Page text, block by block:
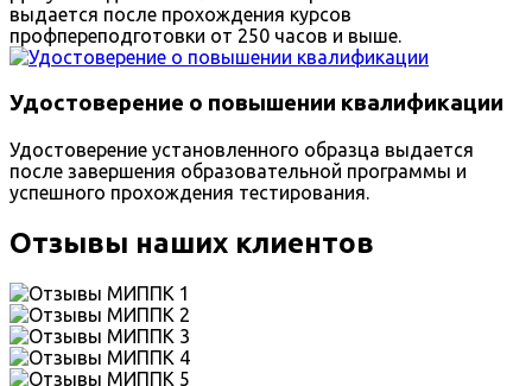
выдается после прохождения курсов
профпереподготовки от 250 часов и выше.
Удостоверение о повышении квалификации
Удостоверение установленного образца выдается
после завершения образовательной программы и
успешного прохождения тестирования.
Отзывы наших клиентов